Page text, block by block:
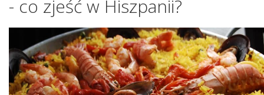
- co zjeść w Hiszpanii?